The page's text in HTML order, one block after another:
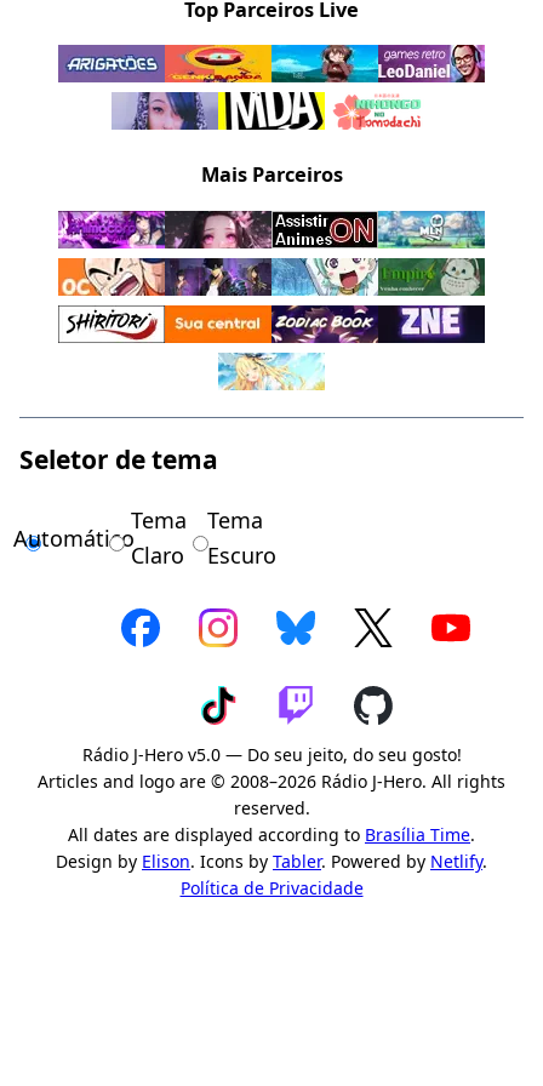
Top Parceiros Live
Mais Parceiros
Seletor de tema
Automático
Tema
Claro
Tema
Escuro
Rádio J-Hero v5.0 — Do seu jeito, do seu gosto!
Articles and logo are © 2008–2026 Rádio J-Hero. All rights
reserved.
All dates are displayed according to Brasília Time.
Design by Elison. Icons by Tabler. Powered by Netlify.
Política de Privacidade